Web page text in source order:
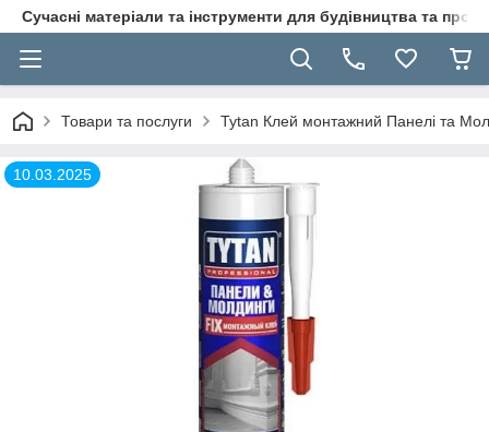
Сучасні матеріали та інструменти для будівництва та
Товари та послуги Tytan Клей монтажний Панелі та
10.03.2025